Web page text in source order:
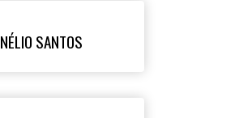
NÉLIO SANTOS